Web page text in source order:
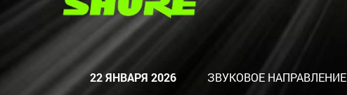
22 ЯНВАРЯ 2026 ЗВУКОВОЕ НАПРАВЛЕНИЕ